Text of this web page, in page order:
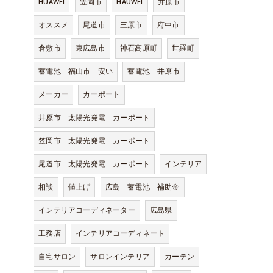
オススメ
尾道市 三原市
府中市
倉敷市
東広島市 神石高原町
世羅町
蓄電池 福山市 安い
蓄電池 井原市
メーカー
カーポート
井原市 太陽光発電 カーポート
笠岡市 太陽光発電 カーポート
尾道市 太陽光発電 カーポート
インテリア
相談
値上げ
広島 蓄電池 補助金
インテリアコーディネーター
広島県
工務店
インテリアコーディネート
自宅サロン
サロンインテリア カーテン